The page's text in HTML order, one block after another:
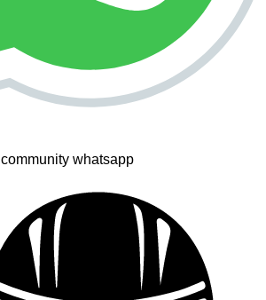
community whatsapp